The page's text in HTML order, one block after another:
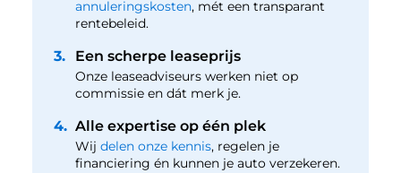
annuleringskosten, mét een transparant
rentebeleid.
3. Een scherpe leaseprijs
Onze leaseadviseurs werken niet op
commissie en dát merk je.
4. Alle expertise op één plek
Wij delen onze kennis, regelen je
financiering én kunnen je auto verzekeren.